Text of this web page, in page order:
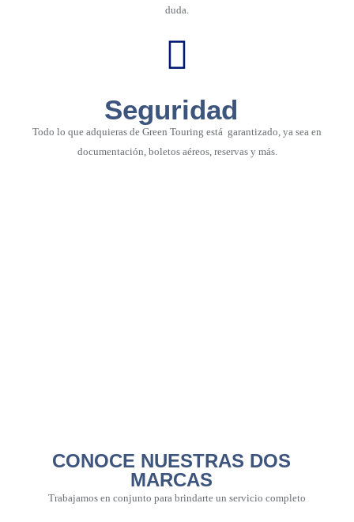
duda.
Seguridad
Todo lo que adquieras de Green Touring está garantizado, ya sea en
documentación, boletos aéreos, reservas y más.
CONOCE NUESTRAS DOS
MARCAS
Trabajamos en conjunto para brindarte un servicio completo